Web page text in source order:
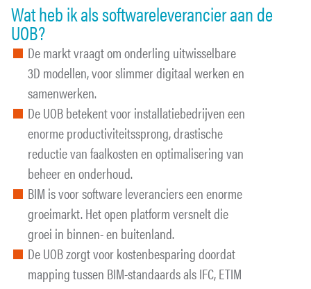
Wat heb ik als softwareleverancier aan de
UOB?
De markt vraagt om onderling uitwisselbare
3D modellen, voor slimmer digitaal werken en
samenwerken.
De UOB betekent voor installatiebedrijven een
enorme productiviteitssprong, drastische
reductie van faalkosten en optimalisering van
beheer en onderhoud.
BIM is voor software leveranciers een enorme
groeimarkt. Het open platform versnelt die
groei in binnen- en buitenland.
De UOB zorgt voor kostenbesparing doordat
mapping tussen BIM-standaards als IFC, ETIM